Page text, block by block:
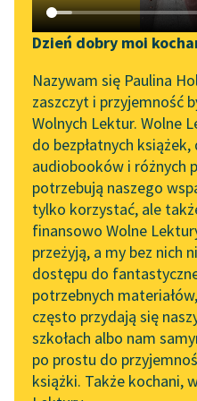
Katalog DAISY
Podkasty o książkach
Aktualności
„Prokurator Alicja Horn”
do słuchania
Byliśmy częścią AI Impact
Lab
Zapraszamy na spotkanie
online z tłumaczkami
literatury skandynawskiej
Spotkanie z Katarzyną
Tunkiel w Oslo
102. lata temu zmarł
Joseph Conrad
Dzień dobry moi
Nazywam się Paulina
zaszczyt i przyjemność
Wolnych Lektur. Wolne
do bezpłatnych książek,
audiobooków i różnych
potrzebują naszego
tylko korzystać, ale
finansowo Wolne
przeżyją, a my bez nich
dostępu do
potrzebnych
często przydają się
szkołach albo nam
po prostu do
książki. Także kochani,